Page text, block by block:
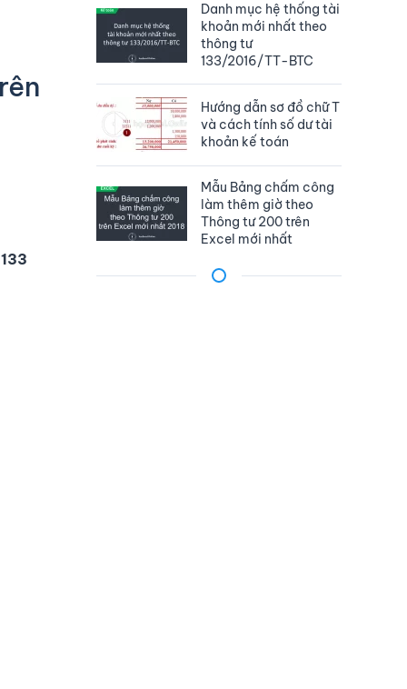
Danh mục hệ thống tài
khoản mới nhất theo
thông tư
133/2016/TT-BTC
Hướng dẫn sơ đồ chữ T
và cách tính số dư tài
khoản kế toán
Mẫu Bảng chấm công
làm thêm giờ theo
Thông tư 200 trên
Excel mới nhất